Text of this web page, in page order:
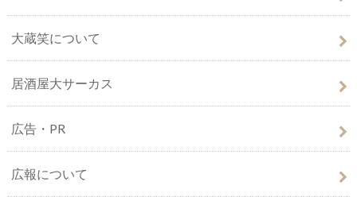
大蔵笑について
居酒屋大サーカス
広告・PR
広報について